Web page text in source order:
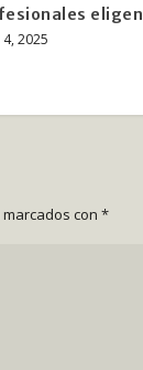
eligen
2025
con *